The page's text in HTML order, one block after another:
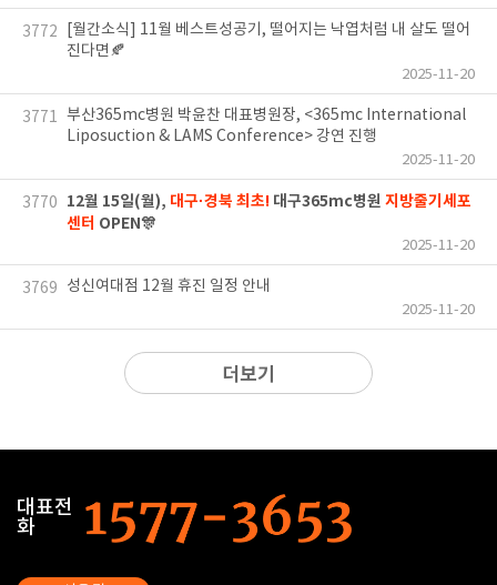
3772
[월간소식] 11월 베스트성공기, 떨어지는 낙엽처럼 내 살도 떨어
진다면🍂
2025-11-20
3771 부산365mc병원 박윤찬 대표병원장, <365mc International
Liposuction & LAMS Conference> 강연 진행
2025-11-20
3770 12월 15일(월), 대구·경북 최초! 대구365mc병원 지방줄기세포
센터 OPEN🎊
2025-11-20
3769 성신여대점 12월 휴진 일정 안내
2025-11-20
더보기
대표전
화